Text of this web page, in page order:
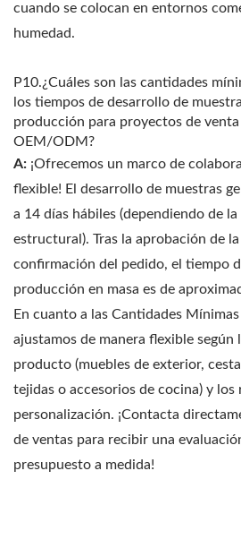
cuando se colocan en entornos
humedad.
P10.¿Cuáles son las cantidades
los tiempos de desarrollo de
producción para proyectos de
OEM/ODM?
A: ¡Ofrecemos un marco de
flexible! El desarrollo de muestras
a 14 días hábiles (dependiendo de
estructural). Tras la aprobación de
confirmación del pedido, el tiempo
producción en masa es de
En cuanto a las Cantidades
ajustamos de manera flexible según
producto (muebles de exterior,
tejidas o accesorios de cocina) y los
personalización. ¡Contacta
de ventas para recibir una
presupuesto a medida!